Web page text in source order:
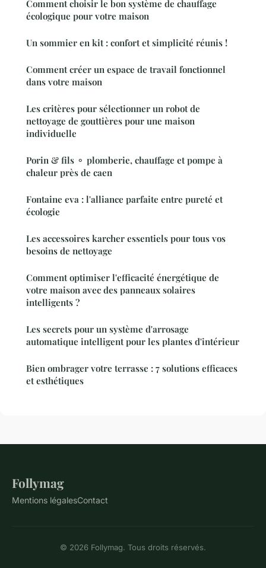
Comment choisir le bon système de chauffage
écologique pour votre maison
Un sommier en kit : confort et simplicité réunis !
Comment créer un espace de travail fonctionnel
dans votre maison
Les critères pour sélectionner un robot de
nettoyage de gouttières pour une maison
individuelle
Porin & fils ⚬ plomberie, chauffage et pompe à
chaleur près de caen
Fontaine eva : l'alliance parfaite entre pureté et
écologie
Les accessoires karcher essentiels pour tous vos
besoins de nettoyage
Comment optimiser l'efficacité énergétique de
votre maison avec des panneaux solaires
intelligents ?
Les secrets pour un système d'arrosage
automatique intelligent pour les plantes d'intérieur
Bien ombrager votre terrasse : 7 solutions efficaces
et esthétiques
Follymag
Mentions légalesContact
© 2026 Follymag. Tous droits réservés.